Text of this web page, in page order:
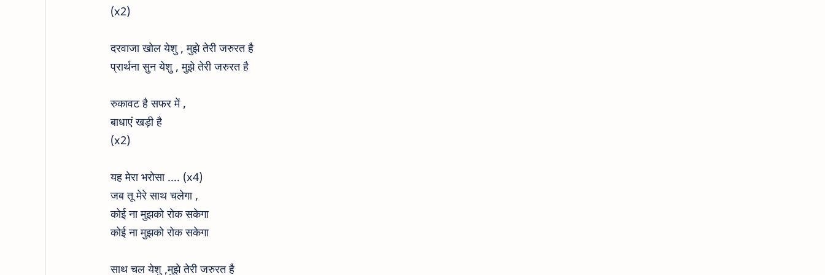
(x2)
दरवाजा खोल येशु , मुझे तेरी जरुरत है
प्रार्थना सुन येशु , मुझे तेरी जरुरत है
रुकावट है सफर में ,
बाधाएं खड़ी है
(x2)
यह मेरा भरोसा .... (x4)
जब तू मेरे साथ चलेगा ,
कोई ना मुझको रोक सकेगा
कोई ना मुझको रोक सकेगा
साथ चल येशु ,मुझे तेरी जरुरत है